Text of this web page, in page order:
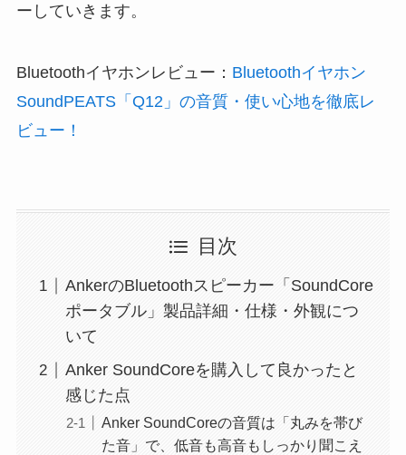
ーしていきます。
Bluetoothイヤホンレビュー： Bluetoothイヤホン
SoundPEATS「Q12」の音質・使い心地を徹底レ
ビュー！
目次
AnkerのBluetoothスピーカー「SoundCore
ポータブル」製品詳細・仕様・外観につ
いて
Anker SoundCoreを購入して良かったと
感じた点
Anker SoundCoreの音質は「丸みを帯び
た音」で、低音も高音もしっかり聞こえ